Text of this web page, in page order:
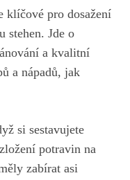
klíčové pro dosažení
stehen. Jde o
a ⁢kvalitní
a‍ nápadů,⁤ jak
si sestavujete
potravin na
zabírat asi